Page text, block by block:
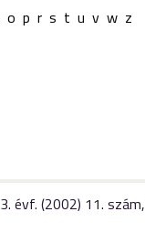
o p r s t u v w z
3. évf. (2002) 11. szám,